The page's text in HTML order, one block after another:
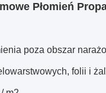
Płomień
poza obszar
folii i